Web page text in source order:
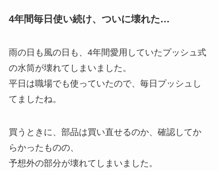
4年間毎日使い続け、ついに壊れた…
雨の日も風の日も、4年間愛用していたプッシュ式
の水筒が壊れてしまいました。
平日は職場でも使っていたので、毎日プッシュし
てましたね。
買うときに、部品は買い直せるのか、確認してか
らかったものの、
予想外の部分が壊れてしまいました。